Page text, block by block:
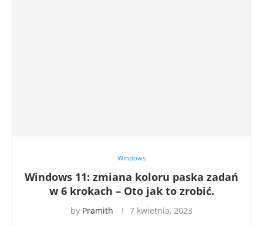
Windows
Windows 11: zmiana koloru paska zadań
w 6 krokach – Oto jak to zrobić.
by Pramith 7 kwietnia, 2023